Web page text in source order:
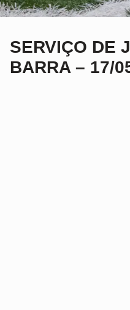
SERVIÇO DE
BARRA – 17/